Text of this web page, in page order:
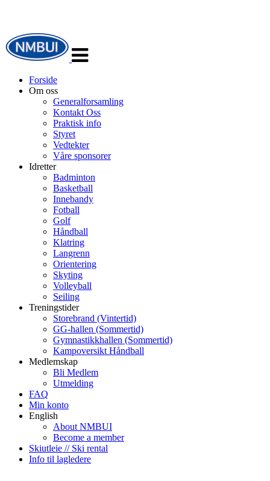
navigasjon
Forside
Om oss
Generalforsamling
Kontakt Oss
Praktisk info
Styret
Vedtekter
Våre sponsorer
Idretter
Badminton
Basketball
Innebandy
Fotball
Golf
Håndball
Klatring
Langrenn
Orientering
Skyting
Volleyball
Seiling
Treningstider
Storebrand (Vintertid)
GG-hallen (Sommertid)
Gymnastikkhallen (Sommertid)
Kampoversikt Håndball
Medlemskap
Bli Medlem
Utmelding
FAQ
Min konto
English
About NMBUI
Become a member
Skiutleie // Ski rental
Info til lagledere